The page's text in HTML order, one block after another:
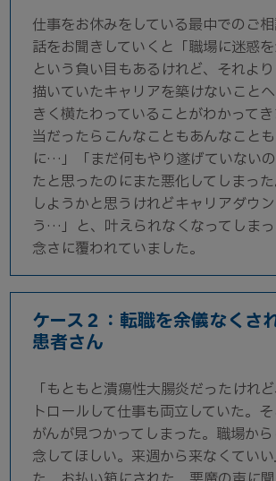
仕事をお休みをしている最中でのご
話をお聞きしていくと「職場に迷惑を
という負い目もあるけれど、それよ
描いていたキャリアを築けないこと
きく横たわっていることがわかって
当だったらこんなこともあんなこと
に…」「まだ何もやり遂げていない
たと思ったのにまた悪化してしまっ
しようかと思うけれどキャリアダウ
う…」と、叶えられなくなってしま
念さに覆われていました。
ケース２：転職を余儀なくさ
患者さん
「もともと潰瘍性大腸炎だったけれ
トロールして仕事も両立していた。
がんが見つかってしまった。職場か
念してほしい。来週から来なくてい